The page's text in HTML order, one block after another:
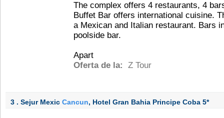
The complex offers 4 restaurants, 4
Buffet Bar offers international cuisine.
a Mexican and Italian restaurant. Bars
poolside bar.
Apart
Oferta de la:
Z Tour
3 . Sejur Mexic Cancun, Hotel Gran Bahia Principe Coba 5*